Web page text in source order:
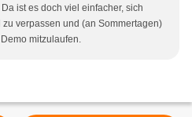
ist es doch viel einfacher, sich
verpassen und (an Sommertagen)
mitzulaufen.